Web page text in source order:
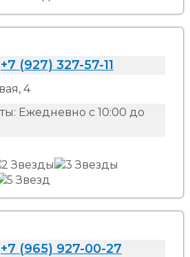
+7 (927) 327-57-11
4
Ежедневно с 10:00 до
+7 (965) 927-00-27